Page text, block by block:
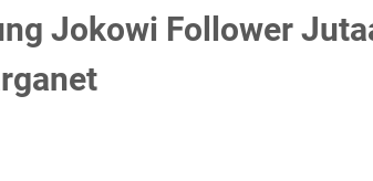
Jokowi Follower